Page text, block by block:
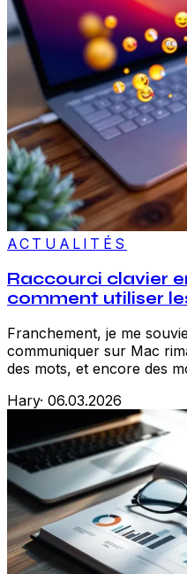
ACTUALITÉS
Raccourci clavier
comment utiliser
Franchement, je me
communiquer sur Mac
des mots, et encore des
Hary· 06.03.2026